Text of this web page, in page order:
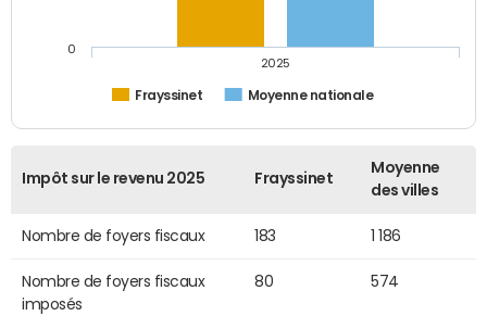
Frayssinet Moyenne nationale
2025
0
Impôt sur le revenu 2025 Frayssinet
Moyenne
des villes
Nombre de foyers fiscaux 183 1 186
Nombre de foyers fiscaux
imposés
80 574